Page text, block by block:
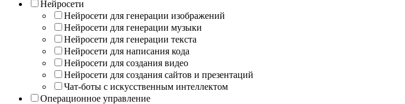
Нейросети
Нейросети для генерации изображений
Нейросети для генерации музыки
Нейросети для генерации текста
Нейросети для написания кода
Нейросети для создания видео
Нейросети для создания сайтов и презентаций
Чат-боты с искусственным интеллектом
Операционное управление